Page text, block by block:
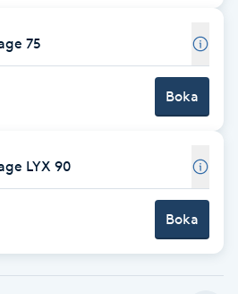
75
Boka
LYX 90
Boka